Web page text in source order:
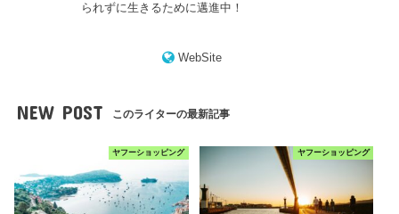
られずに生きるために邁進中！
WebSite
NEW POST このライターの最新記事
ヤフーショッピング ヤフーショッピング